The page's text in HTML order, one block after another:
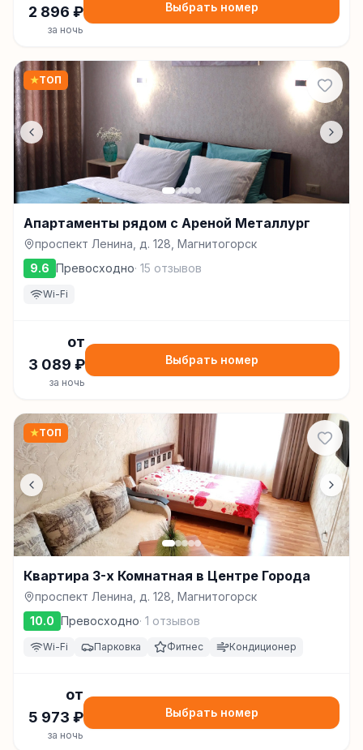
2 896 ₽
за ночь
Выбрать номер
★ТОП
Апартаменты рядом с Ареной Металлург
проспект Ленина, д. 128, Магнитогорск
9.6 Превосходно· 15 отзывов
Wi-Fi
от
3 089 ₽
за ночь
Выбрать номер
★ТОП
Квартира 3-х Комнатная в Центре Города
проспект Ленина, д. 128, Магнитогорск
10.0 Превосходно· 1 отзывов
Wi-Fi Парковка Фитнес Кондиционер
от
5 973 ₽
за ночь
Выбрать номер